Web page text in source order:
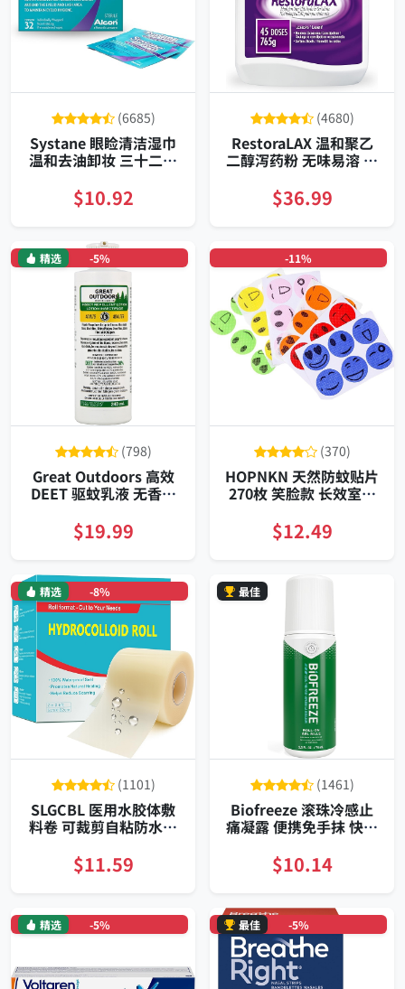
(6685)
Systane 眼睑清洁湿巾
温和去油卸妆 三十二片
$10.92
(4680)
RestoraLAX 温和聚乙
二醇泻药粉 无味易溶 补
便专家
$36.99
-5%
精选
(798)
Great Outdoors 高效
DEET 驱蚊乳液 无香配
$19.99
-11%
(370)
HOPNKN 天然防蚊贴片
270枚 笑脸款 长效室内
$12.49
-8%
精选
(1101)
SLGCBL 医用水胶体敷
料卷 可裁剪自粘防水透
$11.59
最佳
(1461)
Biofreeze 滚珠冷感止
痛凝露 便携免手抹 快速
$10.14
-5%
精选 -5%
最佳